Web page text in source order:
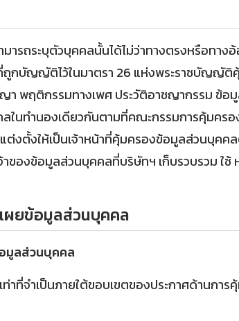
รถระบุตัวบุคคลนั้นได้ไม่ว่าทางตรงหรือทาง
กบัญญัติไว้ในมาตรา 26 แห่งพระราชบัญญัติ
ญา พฤติกรรมทางเพศ ประวัติอาชญากรรม
ในทำนองเดียวกันตามที่คณะกรรมการคุ้มคร
ต่งตั้งให้เป็นเจ้าหน้าที่คุ้มครองข้อมูลส่วนบุ
ของข้อมูลส่วนบุคคลที่บริษัทฯ เก็บรวบรวม ใช้
ผยข้อมูลส่วนบุคคล
มูลส่วนบุคคล
ท่าที่จำเป็นภายใต้ขอบเขตของประกาศด้าน